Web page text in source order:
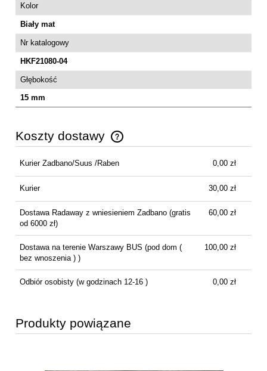
Kolor
Biały mat
Nr katalogowy
HKF21080-04
Głębokość
15 mm
Koszty dostawy
Cena nie zawiera ewentualnych kosztów płatności
Kurier Zadbano/Suus /Raben 0,00 zł
Kurier 30,00 zł
Dostawa Radaway z wniesieniem Zadbano(gratis
od 6000 zł)
60,00 zł
Dostawa na terenie Warszawy BUS (pod dom (
bez wnoszenia ) )
100,00 zł
Odbiór osobisty(w godzinach 12-16 ) 0,00 zł
Produkty powiązane